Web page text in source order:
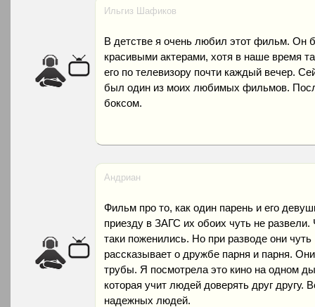
Ильгиз Шафиков
В детстве я очень любил этот фильм. Он
красивыми актерами, хотя в наше время
его по телевизору почти каждый вечер.
был один из моих любимых фильмов.
боксом.
Андриан
Фильм про то, как один парень и его
приезду в ЗАГС их обоих чуть не
таки поженились. Но при разводе они
рассказывает о дружбе парня и парня.
трубы. Я посмотрела это кино на одном
которая учит людей доверять друг другу.
надежных людей.